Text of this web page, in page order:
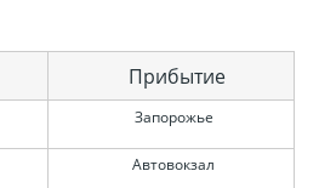
Прибытие
Запорожье
Автовокзал